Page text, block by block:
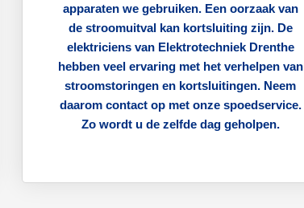
apparaten we gebruiken. Een oorzaak van
de stroomuitval kan kortsluiting zijn. De
elektriciens van Elektrotechniek Drenthe
hebben veel ervaring met het verhelpen van
stroomstoringen en kortsluitingen. Neem
daarom contact op met onze spoedservice.
Zo wordt u de zelfde dag geholpen.